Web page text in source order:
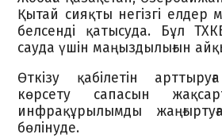
Қытай сияқты негізгі елдер
белсенді қатысуда. Бұл
сауда үшін маңыздылығын
Өткізу қабілетін
көрсету сапасын
инфрақұрылымды
бөлінуде.